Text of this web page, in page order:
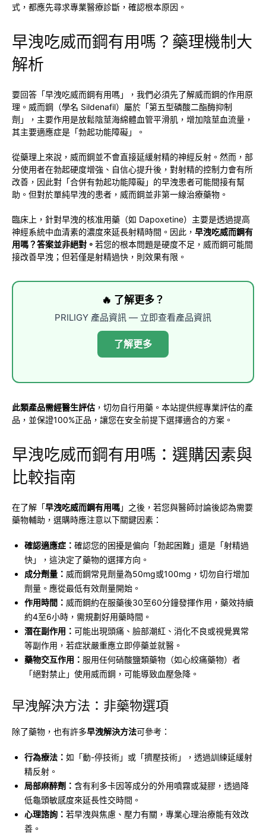
式，都應先尋求專業醫療診斷，確認根本原因。
早洩吃威而鋼有用嗎？藥理機制大
解析
要回答「早洩吃威而鋼有用嗎」，我們必須先了解威而鋼的作用原
理。威而鋼（學名 Sildenafil）屬於「第五型磷酸二酯酶抑制
劑」，主要作用是放鬆陰莖海綿體血管平滑肌，增加陰莖血流量，
其主要適應症是「勃起功能障礙」。
從藥理上來說，威而鋼並不會直接延緩射精的神經反射。然而，部
分使用者在勃起硬度增強、自信心提升後，對射精的控制力會有所
改善，因此對「合併有勃起功能障礙」的早洩患者可能間接有幫
助。但對於單純早洩的患者，威而鋼並非第一線治療藥物。
臨床上，針對早洩的核准用藥（如 Dapoxetine）主要是透過提高
神經系統中血清素的濃度來延長射精時間。因此， 早洩吃威而鋼有
用嗎？答案並非絕對。 若您的根本問題是硬度不足，威而鋼可能間
接改善早洩；但若僅是射精過快，則效果有限。
🔥 了解更多？
PRILIGY 產品資訊 — 立即查看產品資訊
了解更多
此類產品需經醫生評估 ，切勿自行用藥。本站提供經專業評估的產
品，並保證100%正品，讓您在安全前提下選擇適合的方案。
早洩吃威而鋼有用嗎：選購因素與
比較指南
在了解「早洩吃威而鋼有用嗎」之後，若您與醫師討論後認為需要
藥物輔助，選購時應注意以下關鍵因素：
確認適應症： 確認您的困擾是偏向「勃起困難」還是「射精過
快」，這決定了藥物的選擇方向。
成分劑量： 威而鋼常見劑量為50mg或100mg，切勿自行增加
劑量。應從最低有效劑量開始。
作用時間： 威而鋼約在服藥後30至60分鐘發揮作用，藥效持續
約4至6小時，需規劃好用藥時間。
潛在副作用： 可能出現頭痛、臉部潮紅、消化不良或視覺異常
等副作用，若症狀嚴重應立即停藥並就醫。
藥物交互作用： 服用任何硝酸鹽類藥物（如心絞痛藥物）者
「絕對禁止」使用威而鋼，可能導致血壓急降。
早洩解決方法：非藥物選項
除了藥物，也有許多早洩解決方法可參考：
行為療法： 如「動-停技術」或「擠壓技術」，透過訓練延緩射
精反射。
局部麻醉劑： 含有利多卡因等成分的外用噴霧或凝膠，透過降
低龜頭敏感度來延長性交時間。
心理諮詢： 若早洩與焦慮、壓力有關，專業心理治療能有效改
善。